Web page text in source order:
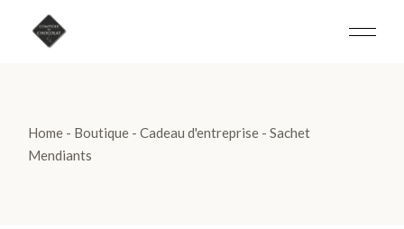
content
Home Boutique Cadeau d'entreprise
Sachet
Mendiants